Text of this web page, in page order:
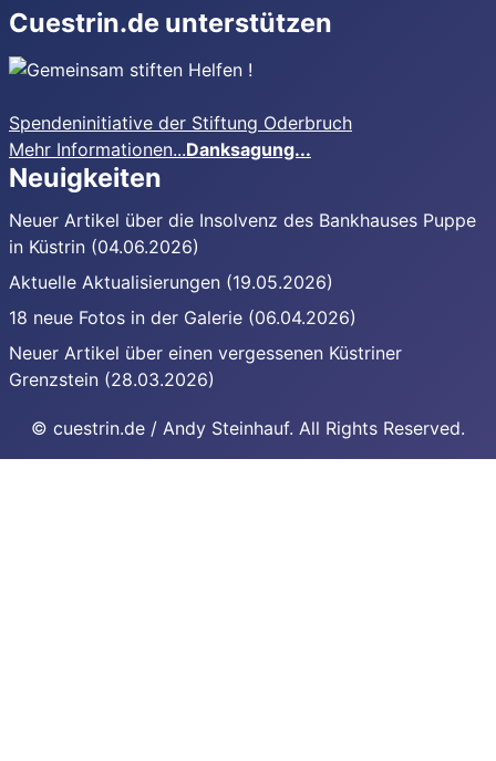
Cuestrin.de unterstützen
Spendeninitiative der Stiftung Oderbruch
Mehr Informationen...Danksagung...
Neuigkeiten
Neuer Artikel über die Insolvenz des Bankhauses Puppe
in Küstrin (04.06.2026)
Aktuelle Aktualisierungen (19.05.2026)
18 neue Fotos in der Galerie (06.04.2026)
Neuer Artikel über einen vergessenen Küstriner
Grenzstein (28.03.2026)
© cuestrin.de / Andy Steinhauf. All Rights Reserved.